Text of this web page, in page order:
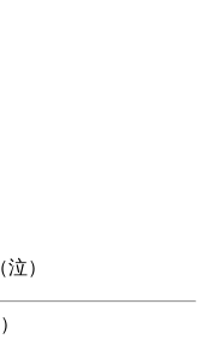
）